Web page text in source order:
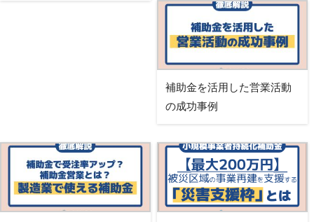
補助金を活用した営業活動
の成功事例